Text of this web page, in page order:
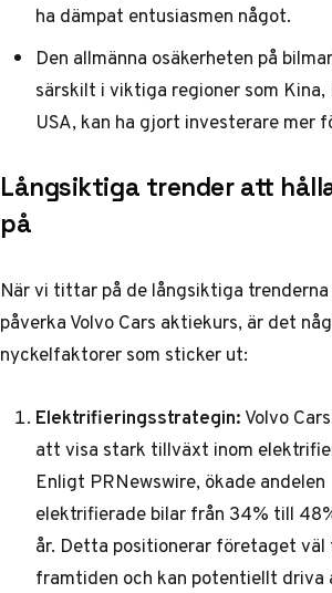
ha dämpat entusiasmen något.
Den allmänna osäkerheten på
särskilt i viktiga regioner som Kina,
USA, kan ha gjort investerare mer
Långsiktiga trender att
på
När vi tittar på de långsiktiga trenderna
påverka Volvo Cars aktiekurs, är det
nyckelfaktorer som sticker ut:
Elektrifieringsstrategin:Volvo
att visa stark tillväxt inom
Enligt PRNewswire, ökade andelen
elektrifierade bilar från 34% till
år. Detta positionerar företaget väl
framtiden och kan potentiellt driva